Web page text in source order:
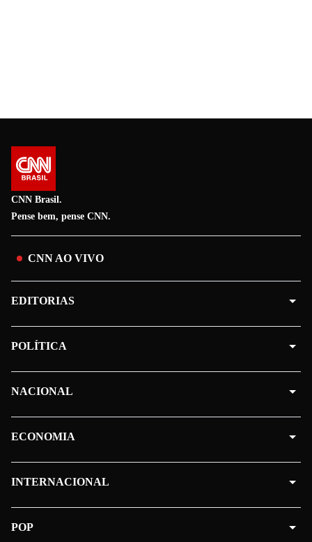
CNN Brasil.
Pense bem, pense CNN.
CNN AO VIVO
EDITORIAS
POLÍTICA
NACIONAL
ECONOMIA
INTERNACIONAL
POP